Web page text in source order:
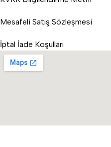
Mesafeli Satış Sözleşmesi
İptal İade Koşulları